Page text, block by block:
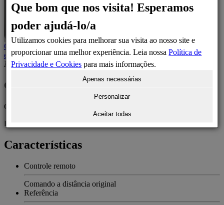
Controle de substituição
estoque
Não disponívelNão disponível no momento
Controle remoto Marantz RC5400CD
Comando a distância original para Marantz RC5400CD.
Este é um controle remoto Marantz original.
Características
Controle remoto
Comando a distância original
Referência
Que bom que nos visita! Esperamos
poder ajudá-lo/a
Utilizamos cookies para melhorar sua visita ao nosso site e
proporcionar uma melhor experiência. Leia nossaPolítica de
Privacidade e Cookies para mais informações.
Apenas necessárias
Personalizar
Aceitar todas